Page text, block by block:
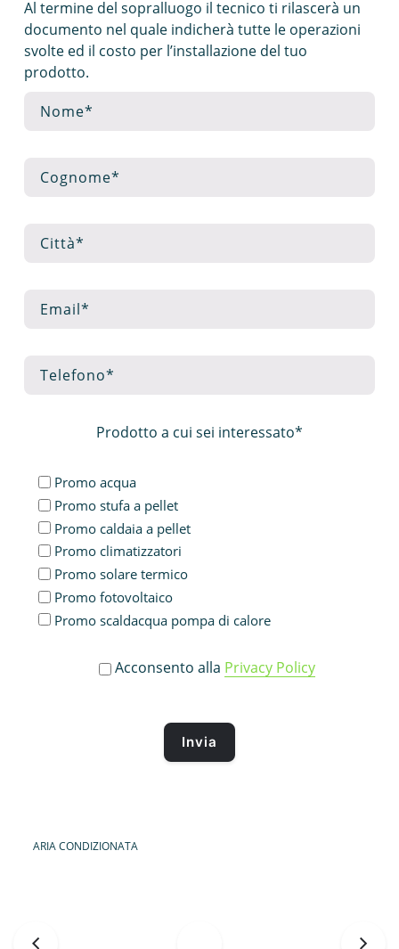
Al termine del sopralluogo il tecnico ti rilascerà un
documento nel quale indicherà tutte le operazioni
svolte ed il costo per l’installazione del tuo
prodotto.
Prodotto a cui sei interessato*
Promo acqua
Promo stufa a pellet
Promo caldaia a pellet
Promo climatizzatori
Promo solare termico
Promo fotovoltaico
Promo scaldacqua pompa di calore
Acconsento alla Privacy Policy
ARIA CONDIZIONATA